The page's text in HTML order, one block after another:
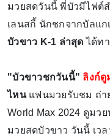
มวยสดวันนี้ พี่บัวมีไฟต์
เลนสกี้ นักชกจากบัลแก
บัวขาว K-1 ล่าสุดได้ท
"บัวขาวชกวันนี้" ลิงก์ดู
ไหนแฟนมวยรับชม ถ่า
World Max 2024 ดูมว
มวยสดบัวขาว วันนี้ เว